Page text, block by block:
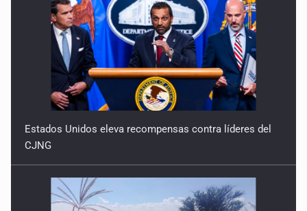
Estados Unidos eleva recompensas contra líderes del
CJNG